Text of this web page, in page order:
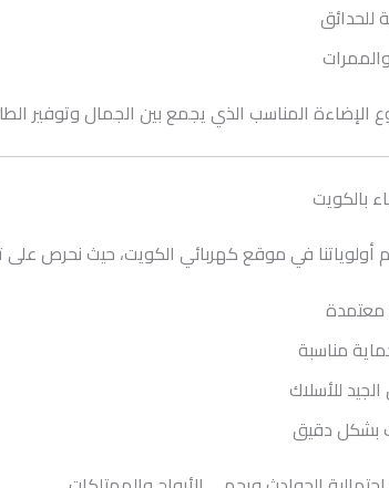
للحدائق
الإضاءة المناسب الذي يجمع بين الجمال وتوفير
بالكويت
أولوياتنا في موقع كهربائي الكويت، حيث نحرص
معتمدة
مناسبة
للأسلاك
بشكل دقيق